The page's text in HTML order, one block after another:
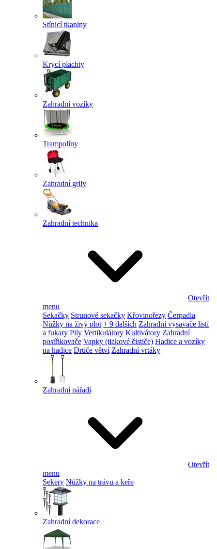
Stínicí tkaniny
Krycí plachty
Zahradní vozíky
Trampolíny
Zahradní grily
Zahradní technika
Otevřít
menu
Sekačky Strunové sekačky Křovinořezy Čerpadla
Nůžky na živý plot + 9 dalších Zahradní vysavače listí
a fukary Pily Vertikulátory Kultivátory Zahradní
postřikovače Vapky (tlakové čističe) Hadice a vozíky
na hadice Drtiče větví Zahradní vrtáky
Zahradní nářadí
Otevřít
menu
Sekery Nůžky na trávu a keře
Zahradní dekorace